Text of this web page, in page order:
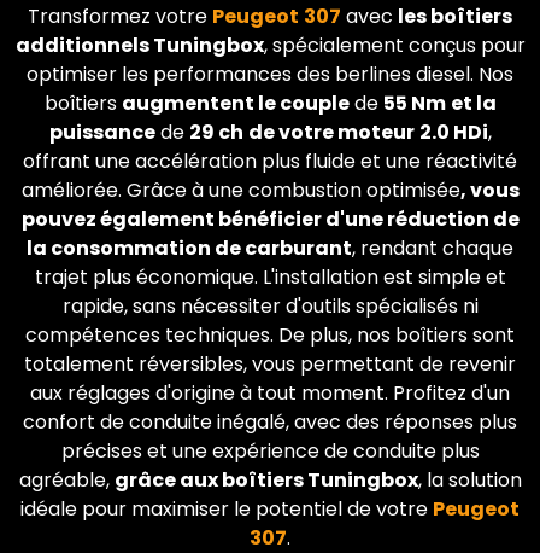
Transformez votre Peugeot 307 avec les boîtiers
additionnels Tuningbox, spécialement conçus pour
optimiser les performances des berlines diesel. Nos
boîtiers augmentent le couplede 55 Nm et la
puissancede 29 ch de votre moteur 2.0 HDi,
offrant une accélération plus fluide et une réactivité
améliorée. Grâce à une combustion optimisée, vous
pouvez également bénéficier d'une réduction de
la consommation de carburant, rendant chaque
trajet plus économique. L'installation est simple et
rapide, sans nécessiter d'outils spécialisés ni
compétences techniques. De plus, nos boîtiers sont
totalement réversibles, vous permettant de revenir
aux réglages d'origine à tout moment. Profitez d'un
confort de conduite inégalé, avec des réponses plus
précises et une expérience de conduite plus
agréable, grâce aux boîtiers Tuningbox, la solution
idéale pour maximiser le potentiel de votre Peugeot
307.